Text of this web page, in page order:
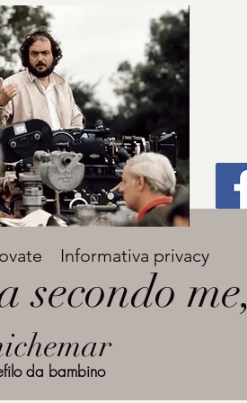
una delle font preferite dai
Facile da leggere, viene
per titoli e paragrafi.
secondo
Informativa privacy
da bambino